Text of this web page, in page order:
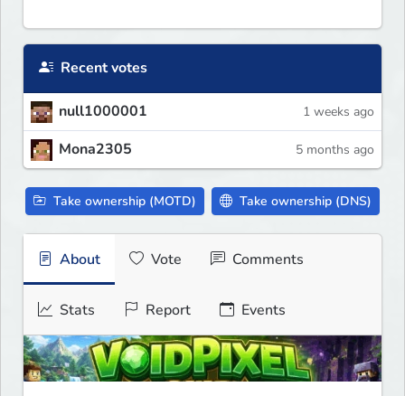
Recent votes
null1000001 1 weeks ago
Mona2305 5 months ago
Take ownership (MOTD) Take ownership (DNS)
About Vote Comments
Stats Report Events